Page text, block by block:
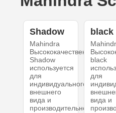
Shadow
Mahindra
Высококачественный
Shadow
используется
для
индивидуального
внешнего
вида и
производительности.
black
black
для
вида и